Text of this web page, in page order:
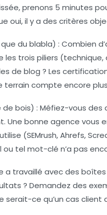
prenons 5 minutes
oui, il y a des critères
du blabla) : Combien
les trois piliers
de blog ? Les
terrain compte encore
de bois) : Méfiez-vous des
Une bonne agence vous
(SEMrush, Ahrefs,
tel mot-clé n’a pas
a travaillé avec des
? Demandez des
ce qu’un cas client